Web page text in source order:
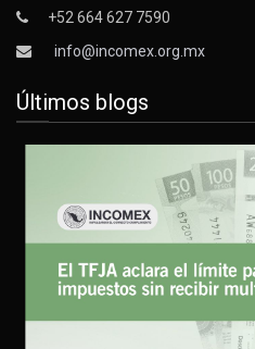
+52 664 627 7590
info@incomex.org.mx
Últimos blogs